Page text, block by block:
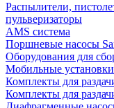
Распылители,
пульверизаторы
AMS система
Поршневые насосы
Оборудования для
Мобильные установки
Комплекты для
Комплекты для